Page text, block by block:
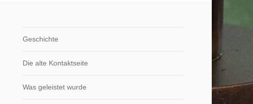
Geschichte
Die alte Kontaktseite
Was geleistet wurde